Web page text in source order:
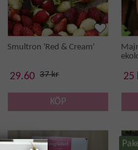
Smultron 'Red & Cream'
29.60 37 kr
KÖP
25